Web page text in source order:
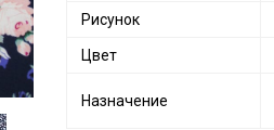
Рисунок
Цвет
Назначение